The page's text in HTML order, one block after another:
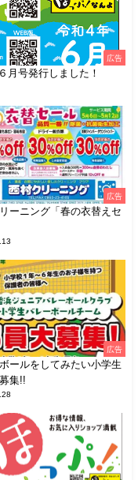
広告
月号発行しました！
広告
ーニング「春の衣替えセ
広告
ールをしてみたい小学生
集!!